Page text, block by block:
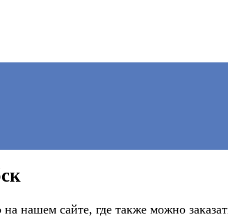
нашем сайте, где также можно